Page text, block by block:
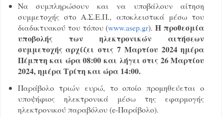
Να συμπληρώσουν και να υποβάλουν αίτηση
συμμετοχής στο Α.Σ.Ε.Π., αποκλειστικά μέσω του
διαδικτυακού του τόπου (www.asep.gr).Η προθεσμία
υποβολής των ηλεκτρονικών αιτήσεων
συμμετοχής αρχίζει στις 7 Μαρτίου 2024 ημέρα
Πέμπτη και ώρα 08:00 και λήγει στις 26 Μαρτίου
2024, ημέρα Τρίτη και ώρα 14:00.
Παράβολο τριών ευρώ, το οποίο προμηθεύεται ο
υποψήφιος ηλεκτρονικά μέσω της εφαρμογής
ηλεκτρονικού παραβόλου (e-Παράβολο).